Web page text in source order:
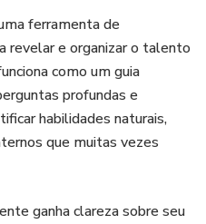
ferramenta de
revelar e organizar o talento
como um guia
profundas e
habilidades naturais,
que muitas vezes
ganha clareza sobre seu